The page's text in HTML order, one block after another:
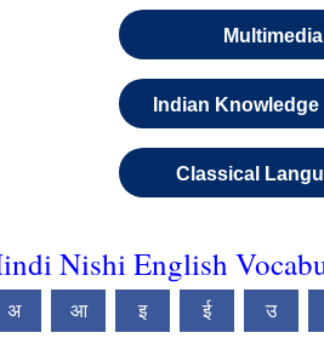
Multimedia
Indian
Classical
Nishi English
अ आ इ ई उ